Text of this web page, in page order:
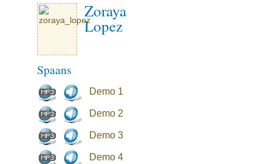
Zoraya
Lopez
Spaans
Demo 1
Demo 2
Demo 3
Demo 4